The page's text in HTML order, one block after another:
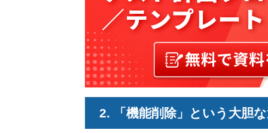
2. 「機能削除」という大胆